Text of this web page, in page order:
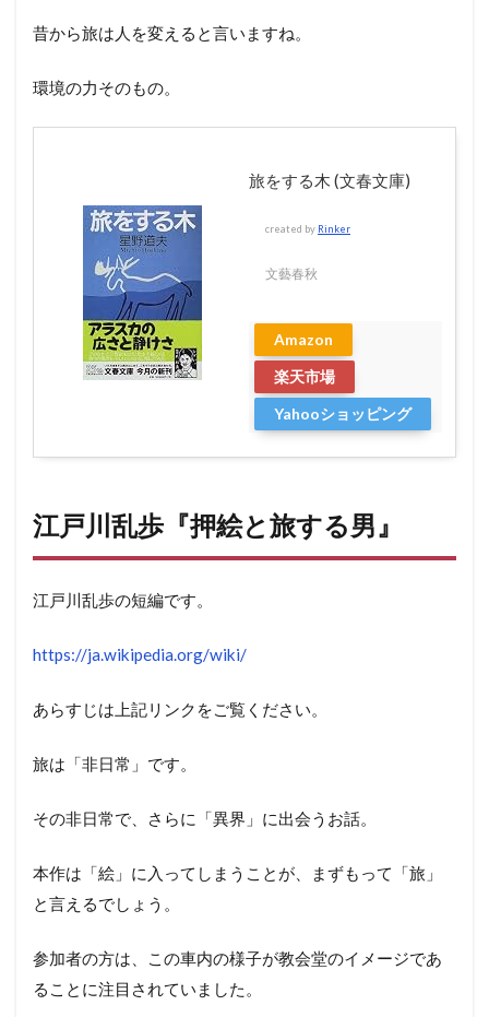
昔から旅は人を変えると言いますね。
環境の力そのもの。
旅をする木 (文春文庫)
created by Rinker
文藝春秋
Amazon
楽天市場
Yahooショッピング
江戸川乱歩『押絵と旅する男』
江戸川乱歩の短編です。
https://ja.wikipedia.org/wiki/
あらすじは上記リンクをご覧ください。
旅は「非日常」です。
その非日常で、さらに「異界」に出会うお話。
本作は「絵」に入ってしまうことが、まずもって「旅」
と言えるでしょう。
参加者の方は、この車内の様子が教会堂のイメージであ
ることに注目されていました。